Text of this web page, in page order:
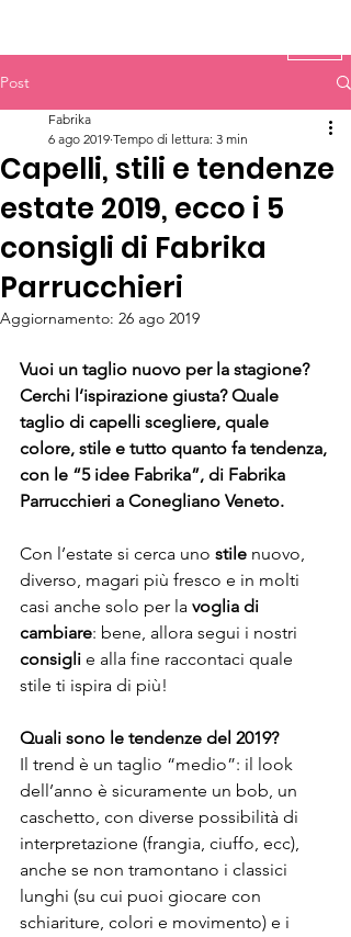
Post
Capelli, stili e tendenze
estate 2019, ecco i 5
consigli di Fabrika
Parrucchieri
Fabrika
6 ago 2019 Tempo di lettura: 3 min
Aggiornamento: 26 ago 2019
Vuoi un taglio nuovo per la stagione?
Cerchi l’ispirazione giusta? Quale
taglio di capelli scegliere, quale
colore, stile e tutto quanto fa tendenza,
con le “5 idee Fabrika”, di Fabrika
Parrucchieri a Conegliano Veneto.
Con l’estate si cerca uno stile nuovo,
diverso, magari più fresco e in molti
casi anche solo per la voglia di
cambiare: bene, allora segui i nostri
consigli e alla fine raccontaci quale
stile ti ispira di più!
Quali sono le tendenze del 2019?
Il trend è un taglio “medio”: il look
dell’anno è sicuramente un bob, un
caschetto, con diverse possibilità di
interpretazione (frangia, ciuffo, ecc),
anche se non tramontano i classici
lunghi (su cui puoi giocare con
schiariture, colori e movimento) e i